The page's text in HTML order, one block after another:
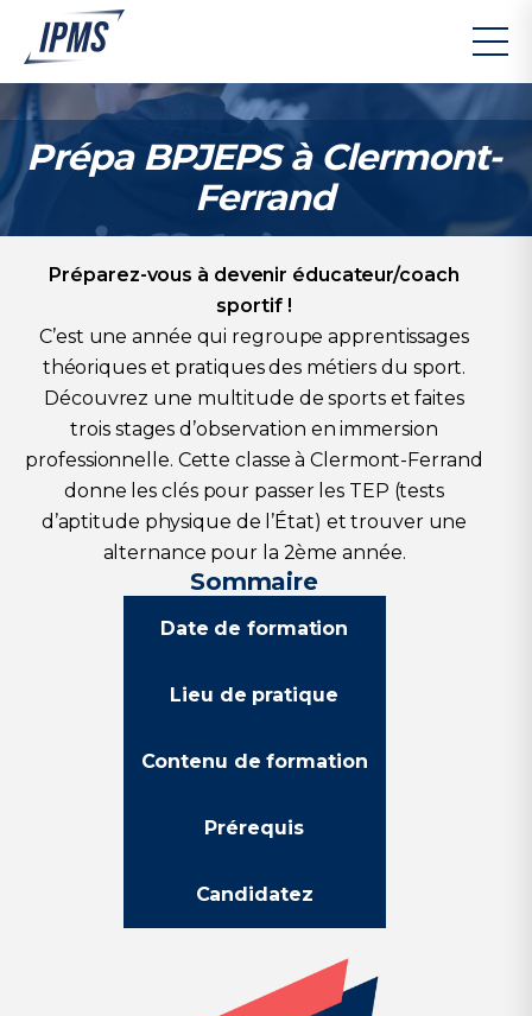
Prépa BPJEPS à Clermont-
Ferrand
Préparez-vous à devenir éducateur/coach
sportif !
C’est une année qui regroupe apprentissages
théoriques et pratiques des métiers du sport.
Découvrez une multitude de sports et faites
trois stages d’observation en immersion
professionnelle. Cette classe à Clermont-Ferrand
donne les clés pour passer les TEP (tests
d’aptitude physique de l’État) et trouver une
alternance pour la 2ème année.
Sommaire
Date de formation
Lieu de pratique
Contenu de formation
Prérequis
Candidatez